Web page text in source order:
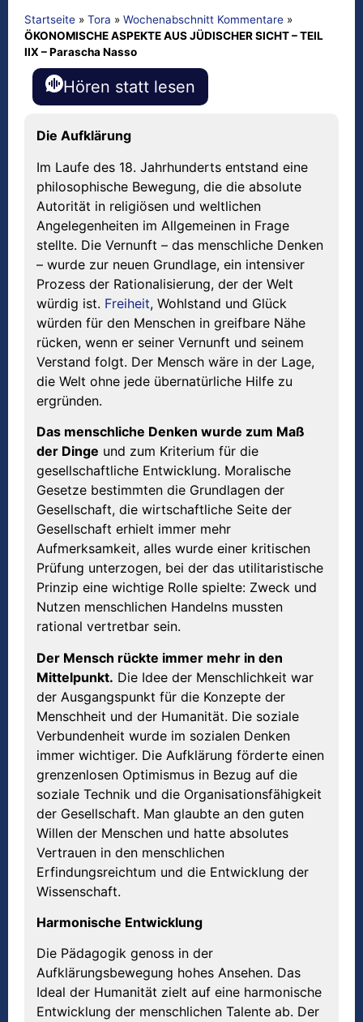
Startseite » Tora » Wochenabschnitt Kommentare »
ÖKONOMISCHE ASPEKTE AUS JÜDISCHER SICHT – TEIL
IIX – Parascha Nasso
Hören statt lesen
Die Aufklärung
Im Laufe des 18. Jahrhunderts entstand eine
philosophische Bewegung, die die absolute
Autorität in religiösen und weltlichen
Angelegenheiten im Allgemeinen in Frage
stellte. Die Vernunft – das menschliche Denken
– wurde zur neuen Grundlage, ein intensiver
Prozess der Rationalisierung, der der Welt
würdig ist. Freiheit, Wohlstand und Glück
würden für den Menschen in greifbare Nähe
rücken, wenn er seiner Vernunft und seinem
Verstand folgt. Der Mensch wäre in der Lage,
die Welt ohne jede übernatürliche Hilfe zu
ergründen.
Das menschliche Denken wurde zum Maß
der Dinge und zum Kriterium für die
gesellschaftliche Entwicklung. Moralische
Gesetze bestimmten die Grundlagen der
Gesellschaft, die wirtschaftliche Seite der
Gesellschaft erhielt immer mehr
Aufmerksamkeit, alles wurde einer kritischen
Prüfung unterzogen, bei der das utilitaristische
Prinzip eine wichtige Rolle spielte: Zweck und
Nutzen menschlichen Handelns mussten
rational vertretbar sein.
Der Mensch rückte immer mehr in den
Mittelpunkt. Die Idee der Menschlichkeit war
der Ausgangspunkt für die Konzepte der
Menschheit und der Humanität. Die soziale
Verbundenheit wurde im sozialen Denken
immer wichtiger. Die Aufklärung förderte einen
grenzenlosen Optimismus in Bezug auf die
soziale Technik und die Organisationsfähigkeit
der Gesellschaft. Man glaubte an den guten
Willen der Menschen und hatte absolutes
Vertrauen in den menschlichen
Erfindungsreichtum und die Entwicklung der
Wissenschaft.
Harmonische Entwicklung
Die Pädagogik genoss in der
Aufklärungsbewegung hohes Ansehen. Das
Ideal der Humanität zielt auf eine harmonische
Entwicklung der menschlichen Talente ab. Der